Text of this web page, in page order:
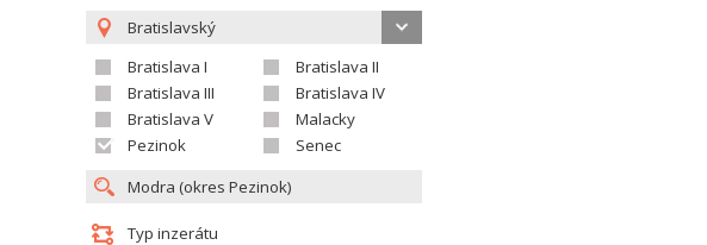
Bratislavský
Bratislava I
Bratislava II
Bratislava III
Bratislava IV
Bratislava V
Malacky
Pezinok
Senec
Typ inzerátu